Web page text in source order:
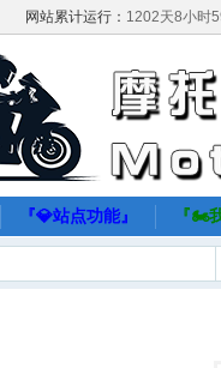
网站累计运行： 1202天8小时
『💎站点功能』 『🏍️